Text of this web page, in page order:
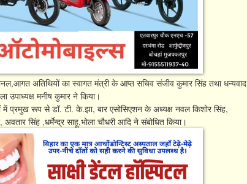
अतिथियों का स्वागत मंत्री के आप्त सचिव संजीव कुमार सिंह तथा धन्यवाद
उपाध्यक्ष मनीष कुमार ने किया।
में प्रमुख रूप से डॉ. टी. के.झा, बार एसोसिएशन के अध्यक्ष नवल किशोर सिंह,
अवतार सिंह ,धर्मेन्द्र साहू,भोला चौधरी आदि ने संबोधित किया।